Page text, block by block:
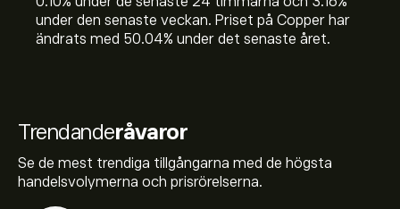
Trendanderåvaror
Se de mest trendiga tillgångarna med de högsta
handelsvolymerna och prisrörelserna.
under den senaste veckan. Priset på Copper har
ändrats med ‎50.04‎% under det senaste året.